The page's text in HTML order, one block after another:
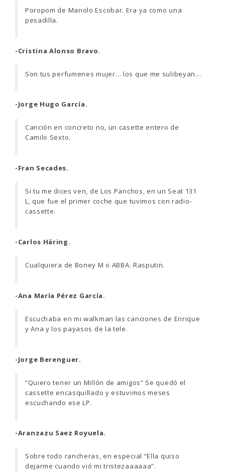
Poropom de Manolo Escobar. Era ya como una
pesadilla.
-Cristina Alonso Bravo.
Son tus perfumenes mujer… los que me sulibeyan…
-Jorge Hugo García.
Canción en concreto no, un casette entero de
Camilo Sexto.
-Fran Secades.
Si tu me dices ven, de Los Panchos, en un Seat 131
L, que fue el primer coche que tuvimos con radio-
cassette.
-Carlos Häring.
Cualquiera de Boney M o ABBA. Rasputin.
-Ana María Pérez García.
Escuchaba en mi walkman las canciones de Enrique
y Ana y los payasos de la tele.
-Jorge Berenguer.
“Quiero tener un Millón de amigos” Se quedó el
cassette encasquillado y estuvimos meses
escuchando ese LP.
-Aranzazu Saez Royuela.
Sobre todo rancheras, en especial “Ella quiso
dejarme cuando vió mi tristezaaaaaa”.